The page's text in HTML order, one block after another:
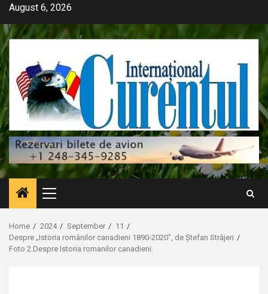
Skip
content
August 6, 2026
Primary
Menu
Home 2024 September
11
Despre „Istoria românilor canadieni 1890-2020”, de Ștefan Străjeri
Foto 2.Despre Istoria romanilor canadieni.